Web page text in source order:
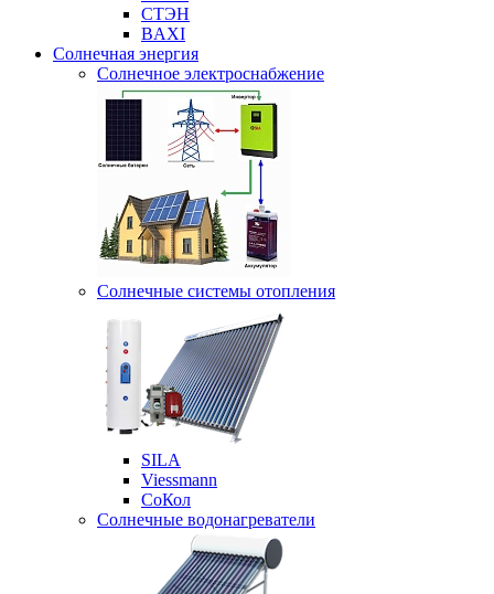
СТЭН
BAXI
Солнечная энергия
Солнечное электроснабжение
Солнечные системы отопления
SILA
Viessmann
СоКол
Солнечные водонагреватели